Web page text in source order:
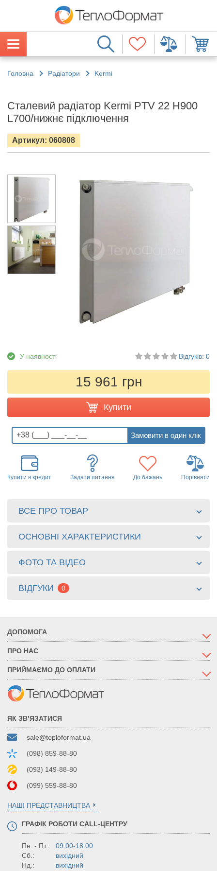
Головна Радіатори Kermi
Сталевий радіатор Kermi PTV 22 H900
L700/нижнє підключення
Артикул: 060808
У наявності Відгуків: 0
15 961 грн
Купити
Купити в кредит Задати питання До бажань Порівняти
ВСЕ ПРО ТОВАР
ОСНОВНІ ХАРАКТЕРИСТИКИ
ФОТО ТА ВІДЕО
ВІДГУКИ 0
ДОПОМОГА
ПРО НАС
ПРИЙМАЄМО ДО ОПЛАТИ
ЯК ЗВ’ЯЗАТИСЯ
sale@teploformat.ua
(098) 859-88-80
(093) 149-88-80
(099) 559-88-80
НАШІ ПРЕДСТАВНИЦТВА
ГРАФІК РОБОТИ CALL-ЦЕНТРУ
Пн. - Пт.:
09:00-18:00
Сб.:
вихідний
Нд.:
вихідний